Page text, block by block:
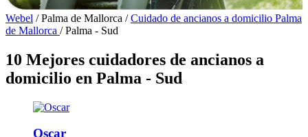
Webel / Palma de Mallorca / Cuidado de ancianos a domicilio Palma
de Mallorca / Palma - Sud
10 Mejores cuidadores de ancianos a
domicilio en Palma - Sud
Oscar